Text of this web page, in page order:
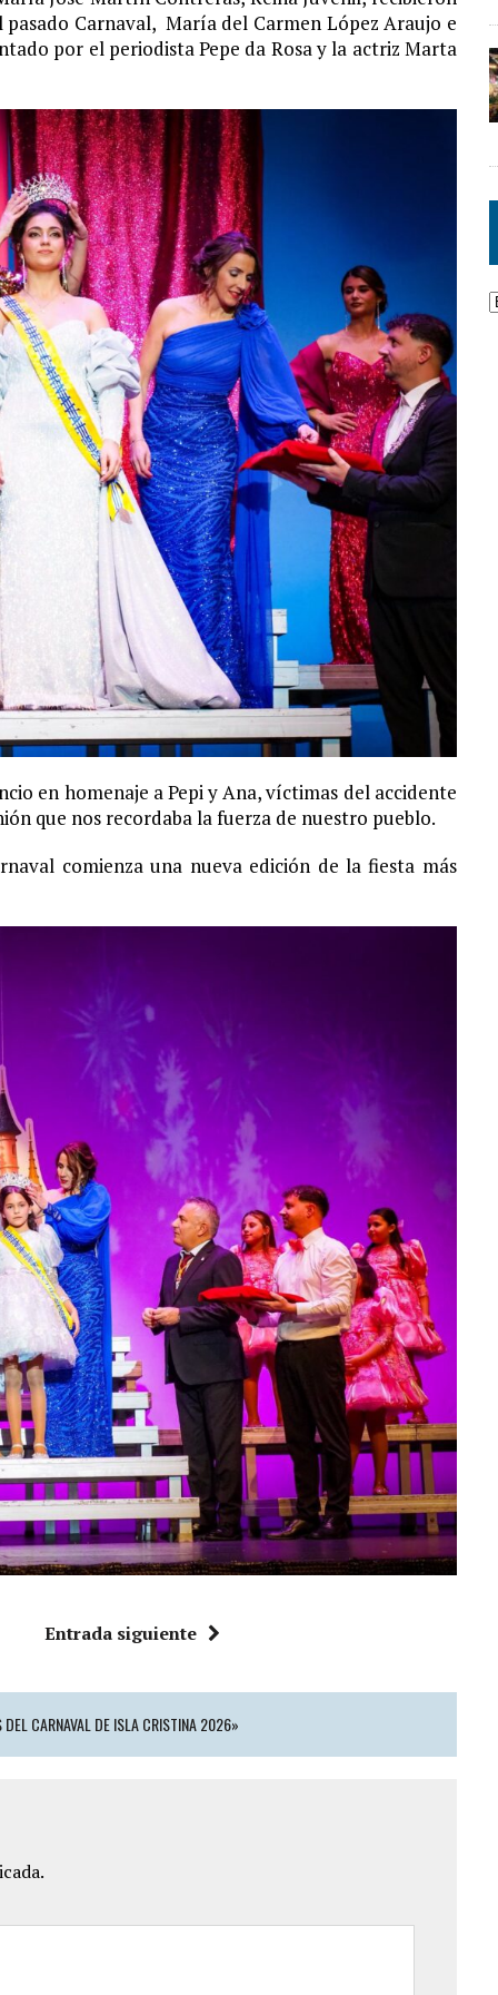
pasado Carnaval, María del Carmen López Araujo e
por el periodista Pepe da Rosa y la actriz Marta
en homenaje a Pepi y Ana, víctimas del accidente
que nos recordaba la fuerza de nuestro pueblo.
comienza una nueva edición de la fiesta más
Entrada siguiente
DEL CARNAVAL DE ISLA CRISTINA 2026»